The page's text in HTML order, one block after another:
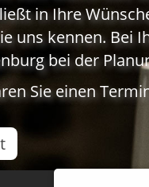
in Ihre
uns kennen. Bei
bei der
Sie einen